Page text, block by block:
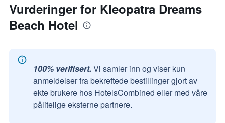
Vurderinger for Kleopatra Dreams
Beach Hotel
100% verifisert. Vi samler inn og viser kun
anmeldelser fra bekreftede bestillinger gjort av
ekte brukere hos HotelsCombined eller med våre
pålitelige eksterne partnere.